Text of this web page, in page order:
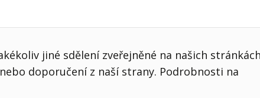
jiné sdělení zveřejněné na našich
doporučení z naší strany. Podrobnosti na